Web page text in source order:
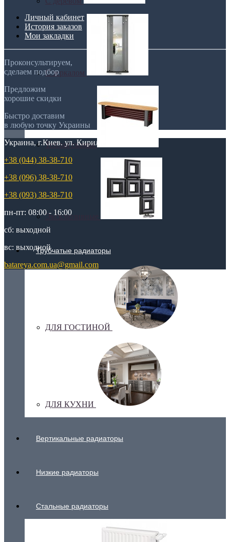
С зеркалом
Теплая скамья
Эксклюзивные
Трубчатые радиаторы
ДЛЯ ГОСТИНОЙ
ДЛЯ КУХНИ
Вертикальные радиаторы
Низкие радиаторы
Стальные радиаторы
Личный кабинет
История заказов
Мои закладки
Проконсультируем,
сделаем подбор
Предложим
хорошие скидки
Быстро доставим
в любую точку Украины
Украина, г.Киев. ул. Кирилловская,160А
+38 (044) 38-38-710
+38 (096) 38-38-710
+38 (093) 38-38-710
пн-пт: 08:00 - 16:00
сб: выходной
вс: выходной
batareya.com.ua@gmail.com